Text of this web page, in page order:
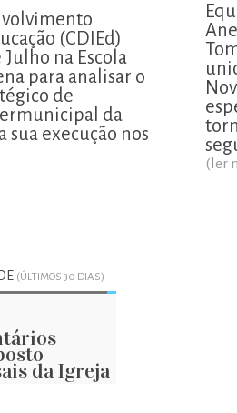
(CDIEd)
na Escola
para analisar o
de
da
sua execução nos
(ler
(ÚLTIMOS 30 DIAS)
da Igreja